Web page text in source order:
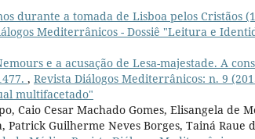
durante a tomada de Lisboa pelos Cristãos
Mediterrânicos - Dossiê "Leitura e
e a acusação de Lesa-majestade. A
, Revista Diálogos Mediterrânicos: n. 9
multifacetado"
Caio Cesar Machado Gomes, Elisangela de
Guilherme Neves Borges, Tainá Raue